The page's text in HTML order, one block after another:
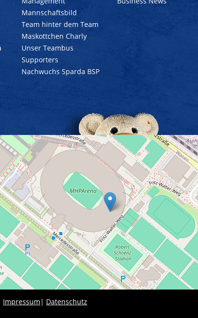
Mannschaftsbild
Team hinter dem Team
Maskottchen Charly
Unser Teambus
Supporters
Nachwuchs Sparda BSP
Impressum | Datenschutz